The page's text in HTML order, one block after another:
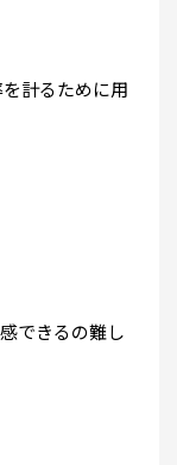
計るために用
できるの難し